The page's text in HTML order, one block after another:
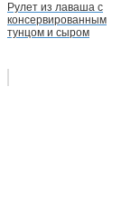
Рулет из лаваша с
консервированным
тунцом и сыром